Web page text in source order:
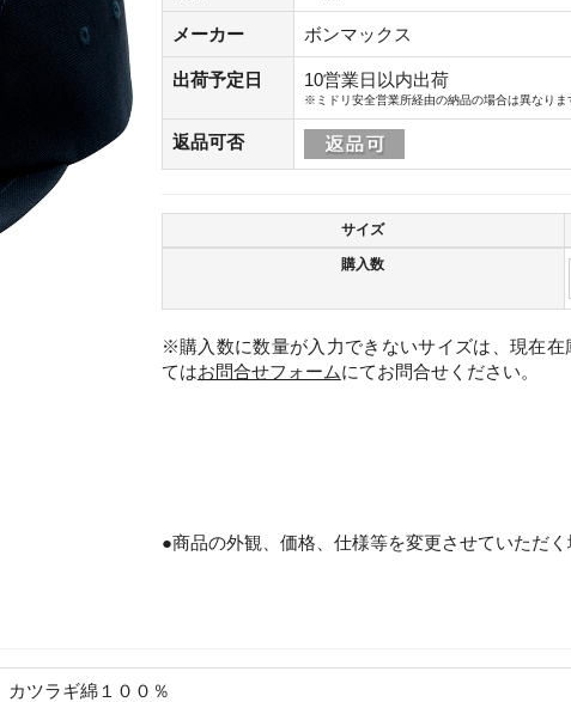
メーカー ボンマックス
出荷予定日 10営業日以内出荷
※ミドリ安全営業所経由の納品の場合は異なりま
返品可否
サイズ
購入数
※購入数に数量が入力できないサイズは、現在
てはお問合せフォームにてお問合せください。
●商品の外観、価格、仕様等を変更させていただ
カツラギ綿１００％